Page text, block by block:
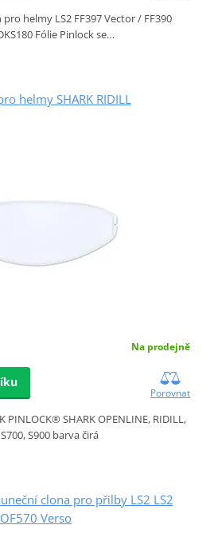
helmy LS2 FF397 Vector / FF390
Fólie Pinlock se…
helmy SHARK RIDILL
Na prodejně
Porovnat
PINLOCK® SHARK OPENLINE, RIDILL,
S900 barva čirá
clona pro přilby LS2 LS2
OF570 Verso